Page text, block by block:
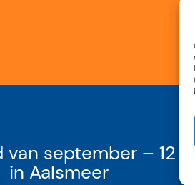
september – 12
in Aalsmeer